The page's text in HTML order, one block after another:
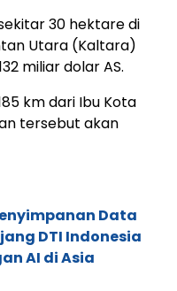
30 hektare di
Utara (Kaltara)
miliar dolar AS.
km dari Ibu Kota
tersebut akan
Data
DTI Indonesia
AI di Asia